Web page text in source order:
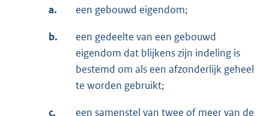
a. een gebouwd eigendom;
b.
een gedeelte van een gebouwd
eigendom dat blijkens zijn indeling is
bestemd om als een afzonderlijk geheel
te worden gebruikt;
c.
een samenstel van twee of meer van de